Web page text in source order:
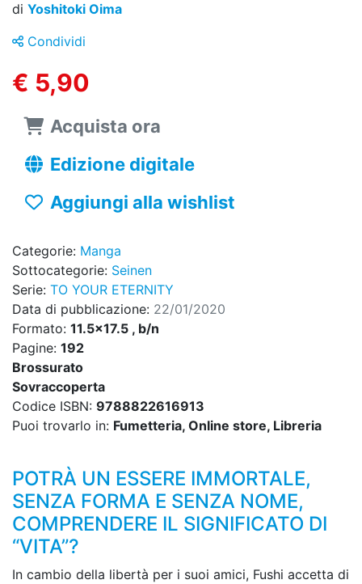
di Yoshitoki Oima
Condividi
€ 5,90
Acquista ora
Edizione digitale
Aggiungi alla wishlist
Categorie: Manga
Sottocategorie: Seinen
Serie: TO YOUR ETERNITY
Data di pubblicazione: 22/01/2020
Formato: 11.5x17.5 , b/n
Pagine: 192
Brossurato
Sovraccoperta
Codice ISBN: 9788822616913
Puoi trovarlo in: Fumetteria, Online store, Libreria
POTRÀ UN ESSERE IMMORTALE,
SENZA FORMA E SENZA NOME,
COMPRENDERE IL SIGNIFICATO DI
“VITA”?
In cambio della libertà per i suoi amici, Fushi accetta di